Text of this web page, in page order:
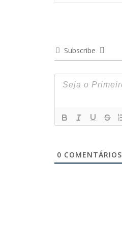
Subscribe
0 COMENTÁRIOS